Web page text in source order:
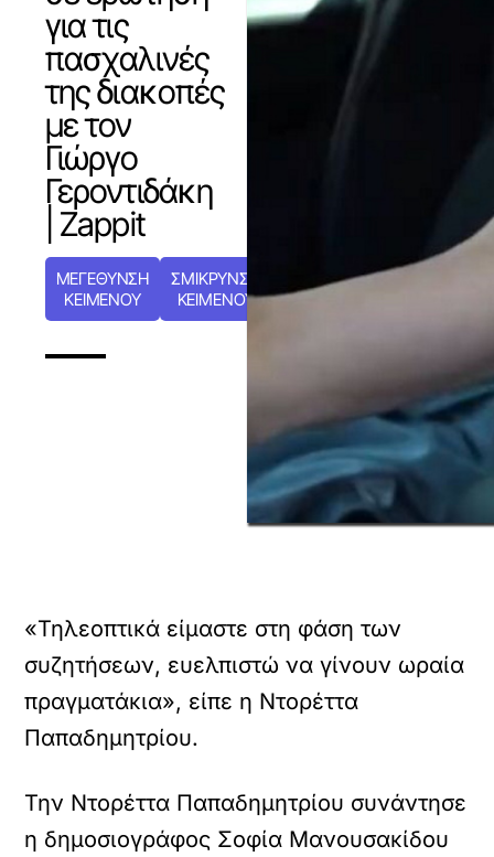
για τις
πασχαλινές
της διακοπές
με τον
Γιώργο
Γεροντιδάκη
| Zappit
ΜΕΓΕΘΥΝΣΗ
ΚΕΙΜΕΝΟΥ
ΣΜΙΚΡΥΝΣΗ
ΚΕΙΜΕΝΟΥ
«Τηλεοπτικά είμαστε στη φάση των
συζητήσεων, ευελπιστώ να γίνουν ωραία
πραγματάκια», είπε η Ντορέττα
Παπαδημητρίου.
Την Ντορέττα Παπαδημητρίου συνάντησε
η δημοσιογράφος Σοφία Μανουσακίδου